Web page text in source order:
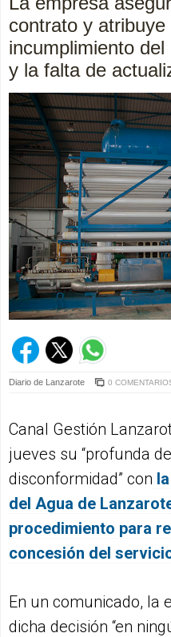
contrato y
incumplimiento
y la falta de
Diario de Lanzarote 0
Canal Gestión
jueves su “profunda
disconformidad” con
del Agua de
procedimiento para
concesión del
En un comunicado, la
dicha decisión “en